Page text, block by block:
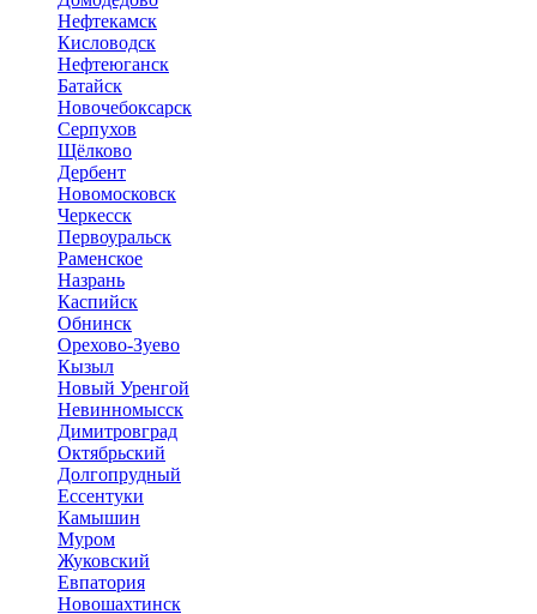
Нефтекамск
Кисловодск
Нефтеюганск
Батайск
Новочебоксарск
Серпухов
Щёлково
Дербент
Новомосковск
Черкесск
Первоуральск
Раменское
Назрань
Каспийск
Обнинск
Орехово-Зуево
Кызыл
Новый Уренгой
Невинномысск
Димитровград
Октябрьский
Долгопрудный
Ессентуки
Камышин
Муром
Жуковский
Евпатория
Новошахтинск